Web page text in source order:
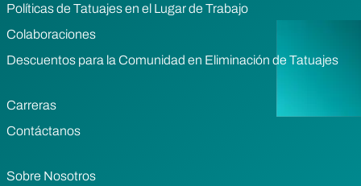
Políticas de Tatuajes en el Lugar de Trabajo
Colaboraciones
Descuentos para la Comunidad en Eliminación de Tatuajes
Carreras
Contáctanos
Sobre Nosotros